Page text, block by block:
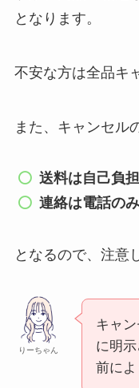
となります。
不安な方は全品キ
また、キャンセル
送料は自己負担
連絡は電話の
となるので、注意
りーちゃん
キャ
に明
前に